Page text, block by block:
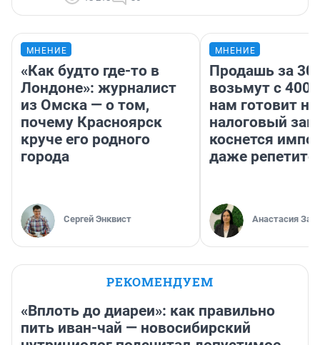
МНЕНИЕ
«Как будто где-то в
Лондоне»: журналист
из Омска — о том,
почему Красноярск
круче его родного
города
Сергей Энквист
МНЕНИЕ
Продашь за
возьмут с
нам готовит
налоговый
коснется
даже
Анастасия
РЕКОМЕНДУЕМ
«Вплоть до диареи»: как правильно
пить иван-чай — новосибирский